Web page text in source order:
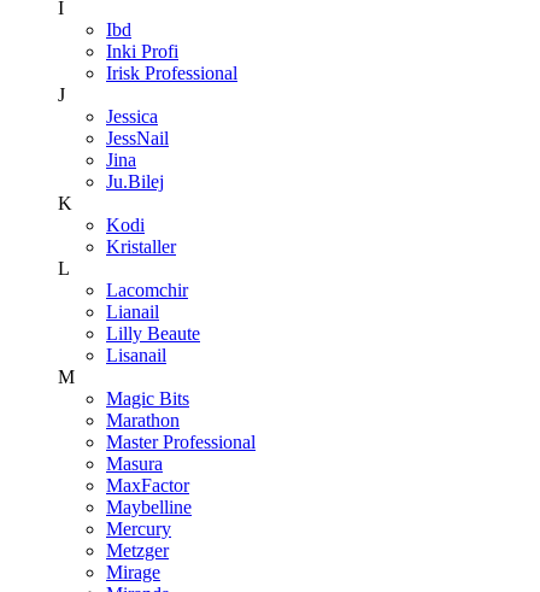
I
Ibd
Inki Profi
Irisk Professional
J
Jessica
JessNail
Jina
Ju.Bilej
K
Kodi
Kristaller
L
Lacomchir
Lianail
Lilly Beaute
Lisanail
M
Magic Bits
Marathon
Master Professional
Masura
MaxFactor
Maybelline
Mercury
Metzger
Mirage